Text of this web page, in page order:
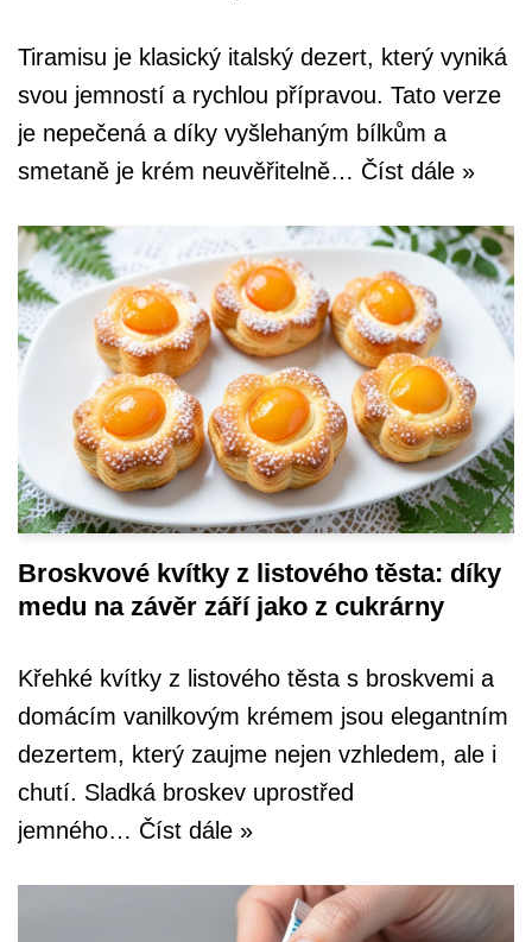
Tiramisu je klasický italský dezert, který vyniká
svou jemností a rychlou přípravou. Tato verze
je nepečená a díky vyšlehaným bílkům a
smetaně je krém neuvěřitelně… Číst dále »
Broskvové kvítky z listového těsta: díky
medu na závěr září jako z cukrárny
Křehké kvítky z listového těsta s broskvemi a
domácím vanilkovým krémem jsou elegantním
dezertem, který zaujme nejen vzhledem, ale i
chutí. Sladká broskev uprostřed
jemného… Číst dále »